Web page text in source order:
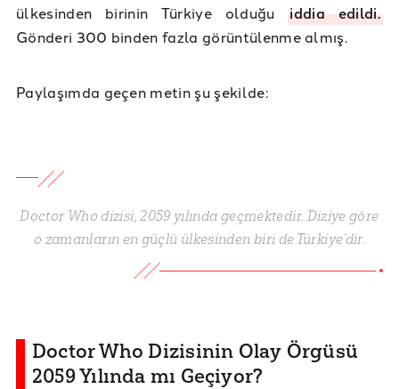
ülkesinden birinin Türkiye olduğuiddia edildi.
Gönderi 300 binden fazla görüntülenme almış.
Paylaşımda geçen metin şu şekilde:
Doctor Who dizisi, 2059 yılında geçmektedir. Diziye göre
o zamanların en güçlü ülkesinden biri de Türkiye’dir.
Doctor Who Dizisinin Olay Örgüsü
2059 Yılında mı Geçiyor?